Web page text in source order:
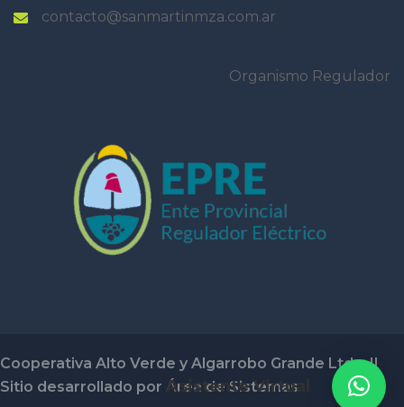
contacto@sanmartinmza.com.ar
Organismo Regulador
Cooperativa Alto Verde y Algarrobo Grande Ltda. ||
Sitio desarrollado por Área de Sistemas
Asistente Virtual